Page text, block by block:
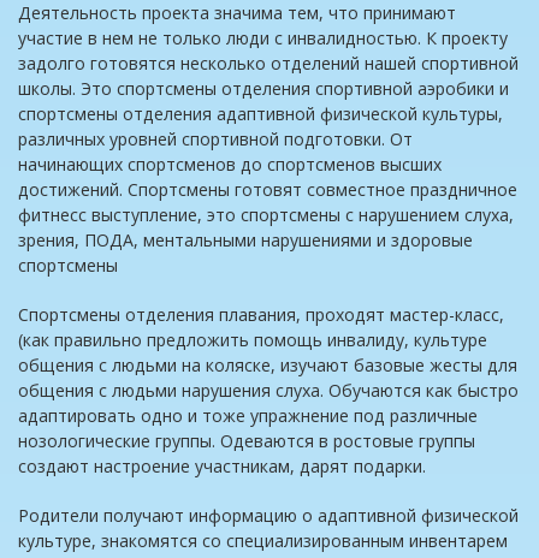
Деятельность проекта значима тем, что принимают
участие в нем не только люди с инвалидностью. К проекту
задолго готовятся несколько отделений нашей спортивной
школы. Это спортсмены отделения спортивной аэробики и
спортсмены отделения адаптивной физической культуры,
различных уровней спортивной подготовки. От
начинающих спортсменов до спортсменов высших
достижений. Спортсмены готовят совместное праздничное
фитнесс выступление, это спортсмены с нарушением слуха,
зрения, ПОДА, ментальными нарушениями и здоровые
спортсмены
Спортсмены отделения плавания, проходят мастер-класс,
(как правильно предложить помощь инвалиду, культуре
общения с людьми на коляске, изучают базовые жесты для
общения с людьми нарушения слуха. Обучаются как быстро
адаптировать одно и тоже упражнение под различные
нозологические группы. Одеваются в ростовые группы
создают настроение участникам, дарят подарки.
Родители получают информацию о адаптивной физической
культуре, знакомятся со специализированным инвентарем